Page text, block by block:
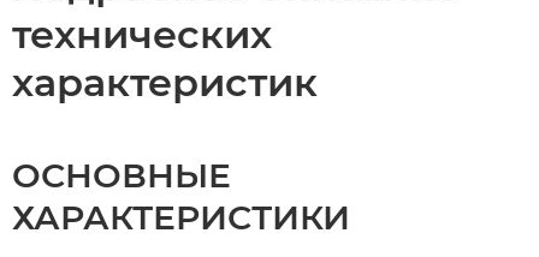
технических
характеристик
ОСНОВНЫЕ
ХАРАКТЕРИСТИКИ